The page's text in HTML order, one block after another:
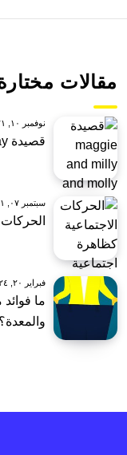
مقالات
نوفمبر ١٠, ٢٠٢١
قصيدة maggie and milly and molly and may
سبتمبر ٠٧, ٢٠٢١
فبراير ٢٠, ٢٠٢٤
ما
والمعدة؟